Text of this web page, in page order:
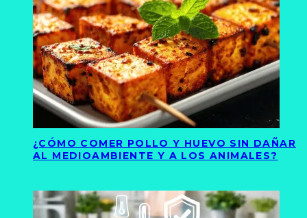
¿CÓMO COMER POLLO Y HUEVO SIN DAÑAR
AL MEDIOAMBIENTE Y A LOS ANIMALES?